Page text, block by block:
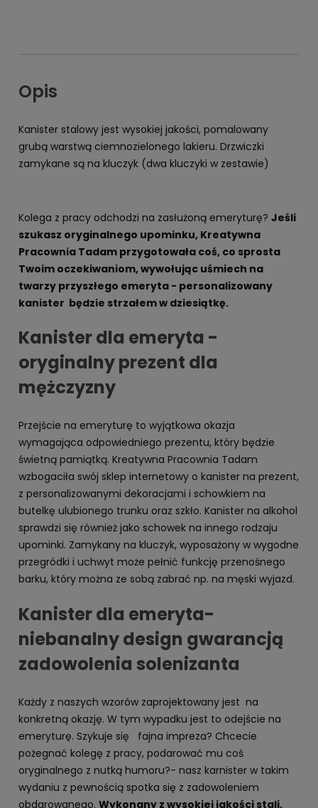
Opis
Kanister stalowy jest wysokiej jakości, pomalowany
grubą warstwą ciemnozielonego lakieru. Drzwiczki
zamykane są na kluczyk (dwa kluczyki w zestawie)
Kolega z pracy odchodzi na zasłużoną emeryturę? Jeśli
szukasz oryginalnego upominku, Kreatywna
Pracownia Tadam przygotowała coś, co sprosta
Twoim oczekiwaniom, wywołując uśmiech na
twarzy przyszłego emeryta - personalizowany
kanister będzie strzałem w dziesiątkę.
Kanister dla emeryta -
oryginalny prezent dla
mężczyzny
Przejście na emeryturę to wyjątkowa okazja
wymagająca odpowiedniego prezentu, który będzie
świetną pamiątką. Kreatywna Pracownia Tadam
wzbogaciła swój sklep internetowy o kanister na prezent,
z personalizowanymi dekoracjami i schowkiem na
butelkę ulubionego trunku oraz szkło. Kanister na alkohol
sprawdzi się również jako schowek na innego rodzaju
upominki. Zamykany na kluczyk, wyposażony w wygodne
przegródki i uchwyt może pełnić funkcję przenośnego
barku, który można ze sobą zabrać np. na męski wyjazd.
Kanister dla emeryta-
niebanalny design gwarancją
zadowolenia solenizanta
Każdy z naszych wzorów zaprojektowany jest na
konkretną okazję. W tym wypadku jest to odejście na
emeryturę. Szykuje się fajna impreza? Chcecie
pożegnać kolegę z pracy, podarować mu coś
oryginalnego z nutką humoru?- nasz karnister w takim
wydaniu z pewnością spotka się z zadowoleniem
obdarowanego. Wykonany z wysokiej jakości stali,